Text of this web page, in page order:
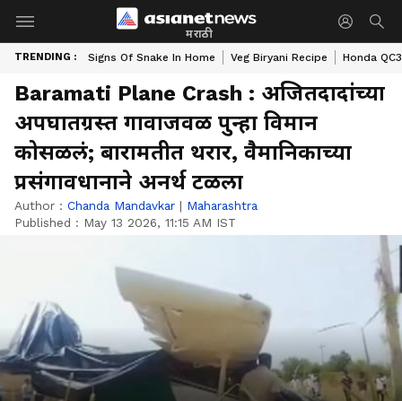
मराठी
TRENDING : Signs Of Snake In Home Veg Biryani Recipe Honda
Baramati Plane Crash : अजितदादांच्या
अपघातग्रस्त गावाजवळ पुन्हा विमान
कोसळलं; बारामतीत थरार, वैमानिकाच्या
प्रसंगावधानाने अनर्थ टळला
Author : Chanda Mandavkar | Maharashtra
Published : May 13 2026, 11:15 AM IST